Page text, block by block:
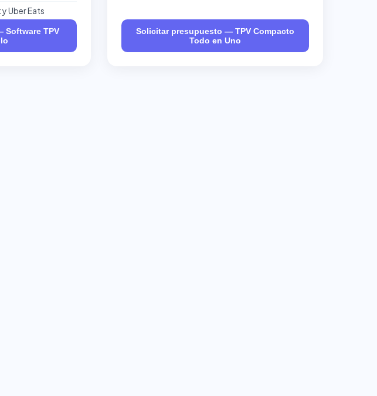
Uber Eats
TPV
Solicitar presupuesto — TPV Compacto
Todo en Uno